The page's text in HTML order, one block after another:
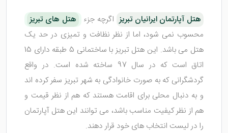
هتل آپارتمان ایرانیان تبریز اگرچه جزء
هتل های تبریز
محسوب نمی شود، اما از نظر نظافت و تمیزی در حد یک
هتل می باشد. این هتل تبریز با ساختمانی 5 طبقه دارای 15
اتاق است که در سال 97 ساخته شده است. در واقع
گردشگرانی که به صورت خانوادگی به شهر تبریز سفر کرده اند
و به دنبال محلی برای اقامت هستند که هم از نظر قیمت و
هم از نظر کیفیت مناسب باشد، می توانند این هتل آپارتمان
را در لیست انتخاب های خود قرار دهند.